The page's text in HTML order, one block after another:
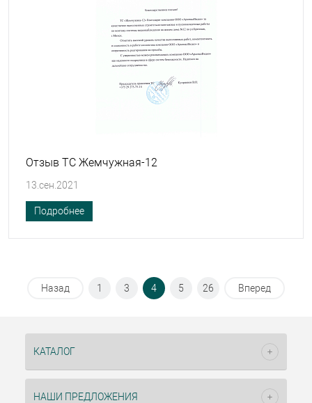
Отзыв ТС Жемчужная-12
13.сен.2021
Подробнее
Назад 1 3 4 5 26 Вперед
КАТАЛОГ
НАШИ ПРЕДЛОЖЕНИЯ